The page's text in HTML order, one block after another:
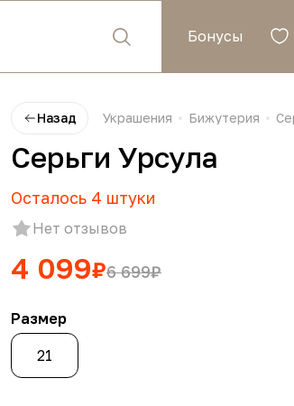
Бонусы
Назад Украшения Бижутерия
Серьги Урсула
Осталось 4 штуки
Нет отзывов
4 099₽6 699₽
Размер
21